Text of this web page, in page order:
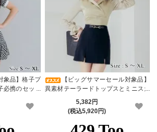
象品】格子プ
必携のセット
ス・CABAR
【ビッグサマーセール対象品】
異素材テーラードトップスとミニスカ
ートのセットアップ(キャバドレス・C
ABARETDRESS)
5,382円
(税込5,920円)